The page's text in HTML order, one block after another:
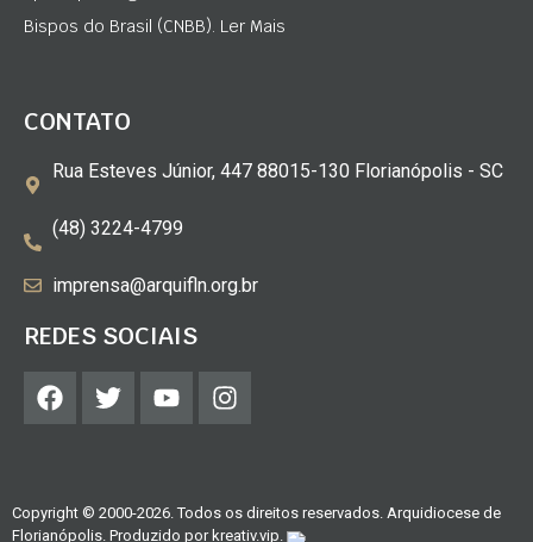
Bispos do Brasil (CNBB). Ler Mais
CONTATO
Rua Esteves Júnior, 447 88015-130 Florianópolis - SC
(48) 3224-4799
imprensa@arquifln.org.br
REDES SOCIAIS
Copyright © 2000-2026. Todos os direitos reservados. Arquidiocese de
Florianópolis. Produzido por kreativ.vip